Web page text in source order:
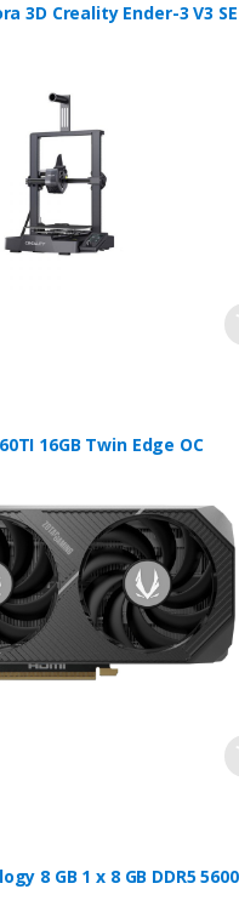
3D Creality Ender-3 V3 SE
16GB Twin Edge OC
5600